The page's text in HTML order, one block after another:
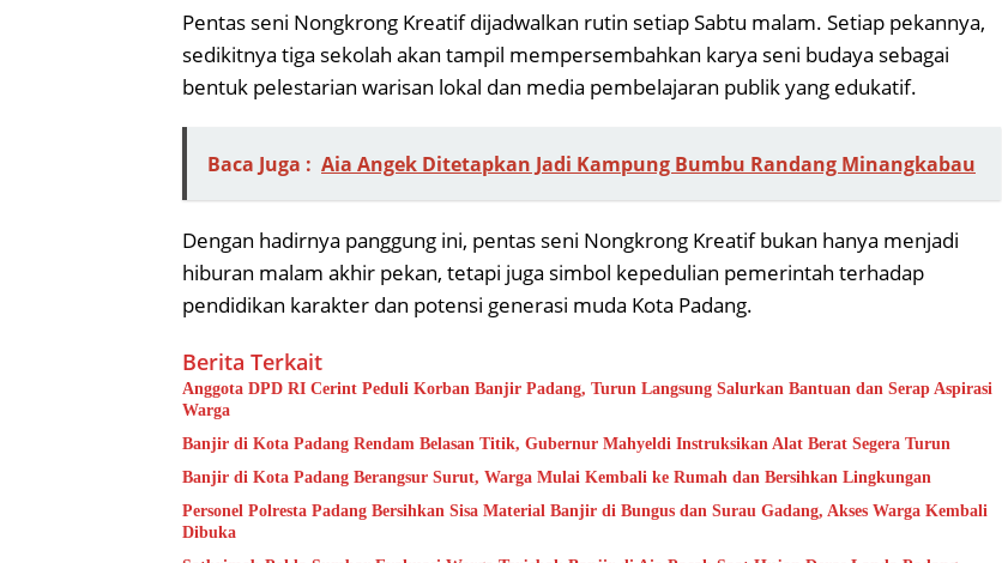
Pentas seni Nongkrong Kreatif dijadwalkan rutin setiap Sabtu malam. Setiap pekannya,
sedikitnya tiga sekolah akan tampil mempersembahkan karya seni budaya sebagai
bentuk pelestarian warisan lokal dan media pembelajaran publik yang edukatif.
Baca Juga : Aia Angek Ditetapkan Jadi Kampung Bumbu Randang Minangkabau
Dengan hadirnya panggung ini, pentas seni Nongkrong Kreatif bukan hanya menjadi
hiburan malam akhir pekan, tetapi juga simbol kepedulian pemerintah terhadap
pendidikan karakter dan potensi generasi muda Kota Padang.
Berita Terkait
Anggota DPD RI Cerint Peduli Korban Banjir Padang, Turun Langsung Salurkan Bantuan dan Serap Aspirasi
Warga
Banjir di Kota Padang Rendam Belasan Titik, Gubernur Mahyeldi Instruksikan Alat Berat Segera Turun
Banjir di Kota Padang Berangsur Surut, Warga Mulai Kembali ke Rumah dan Bersihkan Lingkungan
Personel Polresta Padang Bersihkan Sisa Material Banjir di Bungus dan Surau Gadang, Akses Warga Kembali
Dibuka